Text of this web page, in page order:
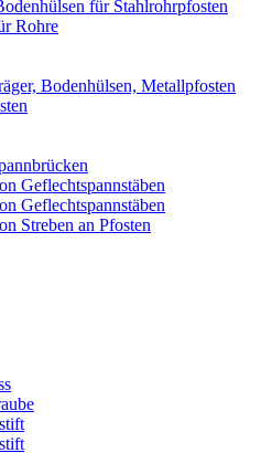
für Stahlrohrpfosten
Rohre
Bodenhülsen, Metallpfosten
Geflechtspannstäben
Geflechtspannstäben
Streben an Pfosten